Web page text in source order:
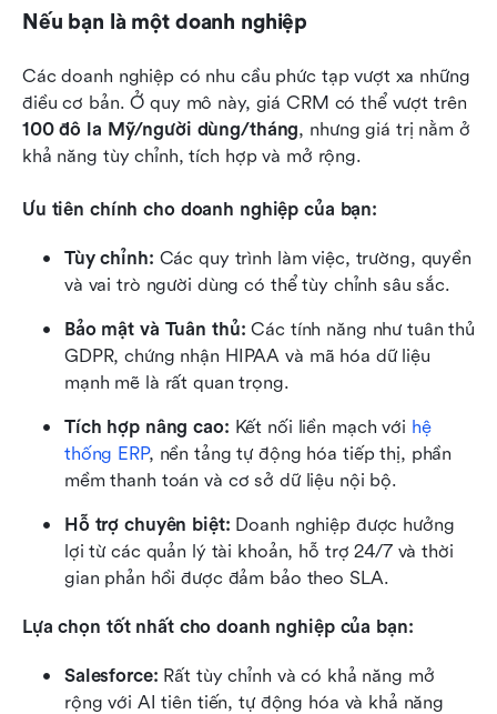
Nếu bạn là một doanh nghiệp
Các doanh nghiệp có nhu cầu phức tạp vượt xa những
100 đô la Mỹ/người dùng/tháng, nhưng giá trị nằm ở
khả năng tùy chỉnh, tích hợp và mở rộng.
Ưu tiên chính cho doanh nghiệp của bạn:
Tùy chỉnh: Các quy trình làm việc, trường, quyền
và vai trò người dùng có thể tùy chỉnh sâu sắc.
Bảo mật và Tuân thủ: Các tính năng như tuân thủ
GDPR, chứng nhận HIPAA và mã hóa dữ liệu
mạnh mẽ là rất quan trọng.
Tích hợp nâng cao: Kết nối liền mạch với hệ
thống ERP, nền tảng tự động hóa tiếp thị, phần
mềm thanh toán và cơ sở dữ liệu nội bộ.
Hỗ trợ chuyên biệt: Doanh nghiệp được hưởng
lợi từ các quản lý tài khoản, hỗ trợ 24/7 và thời
gian phản hồi được đảm bảo theo SLA.
Lựa chọn tốt nhất cho doanh nghiệp của bạn:
Salesforce: Rất tùy chỉnh và có khả năng mở
rộng với AI tiên tiến, tự động hóa và khả năng